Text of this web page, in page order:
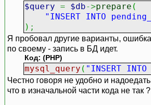
$query = $db->prepare (
"INSERT INTO
) ;
Я пробовал другие варианты,
по своему - запись в БД идет.
Код: (PHP)
mysql_query ( "INSERT
Честно говоря не удобно и
что в изначальной части кода не так ?